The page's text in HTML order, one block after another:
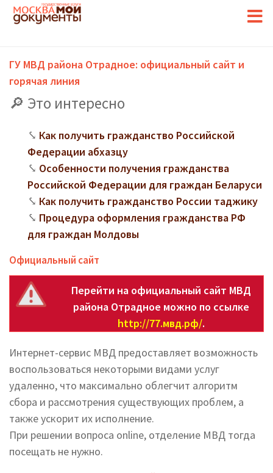
ГУ МВД района Отрадное: официальный сайт и
горячая линия
Это интересно
Как получить гражданство Российской
Федерации абхазцу
Особенности получения гражданства
Российской Федерации для граждан Беларуси
Как получить гражданство России таджику
Процедура оформления гражданства РФ
для граждан Молдовы
Официальный сайт
Перейти на официальный сайт МВД
района Отрадное можно по ссылке
http://77.мвд.рф/.
Интернет-сервис МВД предоставляет возможность
воспользоваться некоторыми видами услуг
удаленно, что максимально облегчит алгоритм
сбора и рассмотрения существующих проблем, а
также ускорит их исполнение.
При решении вопроса online, отделение МВД тогда
посещать не нужно.